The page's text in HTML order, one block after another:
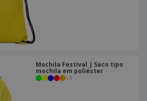
Mochila Festival | Saco tipo
mochila em poliéster
+3